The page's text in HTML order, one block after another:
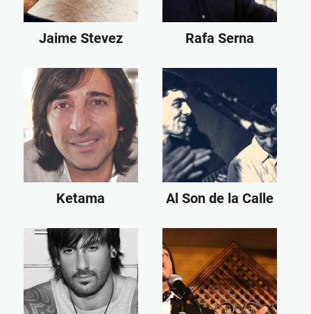
Jaime Stevez Rafa Serna
Ketama Al Son de la Calle